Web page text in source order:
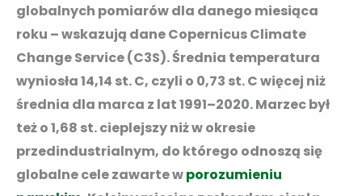
globalnych pomiarów dla danego miesiąca
roku – wskazują dane Copernicus Climate
Change Service (C3S). Średnia temperatura
wyniosła 14,14 st. C, czyli o 0,73 st. C więcej niż
średnia dla marca z lat 1991–2020. Marzec był
też o 1,68 st. cieplejszy niż w okresie
przedindustrialnym, do którego odnoszą się
globalne cele zawarte wporozumieniu